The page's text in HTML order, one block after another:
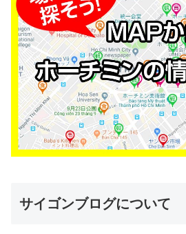
サイゴンブログについて